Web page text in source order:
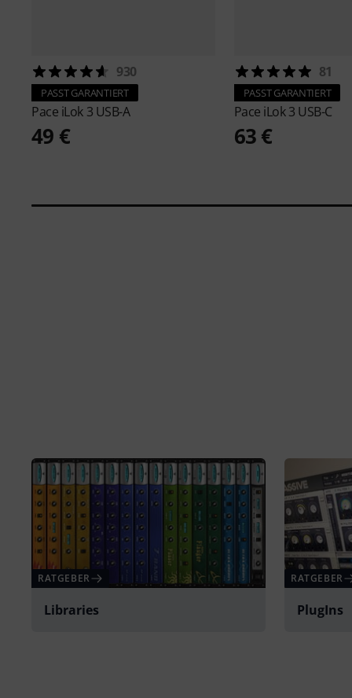
930
PASST GARANTIERT
Pace iLok 3 USB-A
49 €
81
PASST GARANTIERT
Pace iLok 3 USB-C
63 €
RATGEBER
Libraries
RATGEBER
PlugIns